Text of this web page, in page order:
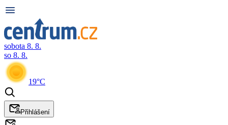
sobota 8. 8.
so 8. 8.
19°C
Přihlášení